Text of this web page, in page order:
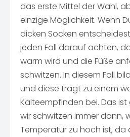
das erste Mittel der Wahl,
einzige Möglichkeit. Wenn
dicken Socken
jeden Fall darauf achten,
warm wird und die Füße
schwitzen. In diesem Fall
und diese trägt zu einem
Kälteempfinden bei. Das
wir schwitzen immer dann,
Temperatur zu hoch ist, da